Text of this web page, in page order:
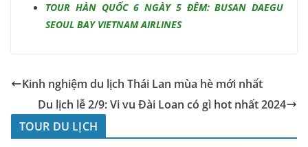
TOUR HÀN QUỐC 6 NGÀY 5 ĐÊM: BUSAN DAEGU
SEOUL BAY VIETNAM AIRLINES
Kinh nghiệm du lịch Thái Lan mùa hè mới nhất
Du lịch lễ 2/9: Vi vu Đài Loan có gì hot nhất 2024
TOUR DU LỊCH